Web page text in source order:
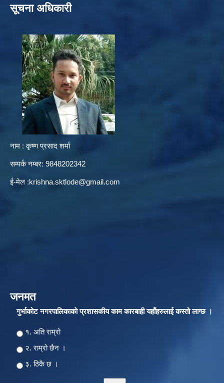
सूचना अधिकारी
नाम : कृष्ण प्रसाद शर्मा
सम्पर्क नम्बर: 9848202342
ई-मेल :krishna.sktlode@gmail.com
जनमत
गुर्भाकोट नगरपालिकाकाे प्रशासकीय काम कारबाही यहाँहरुलाई कस्तो लाग्छ ।
Choices
१. अति राम्रो
२‍‍. राम्रो छैन ।
३. ठिकै छ ।